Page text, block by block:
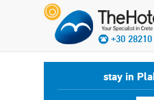
+30
stay in